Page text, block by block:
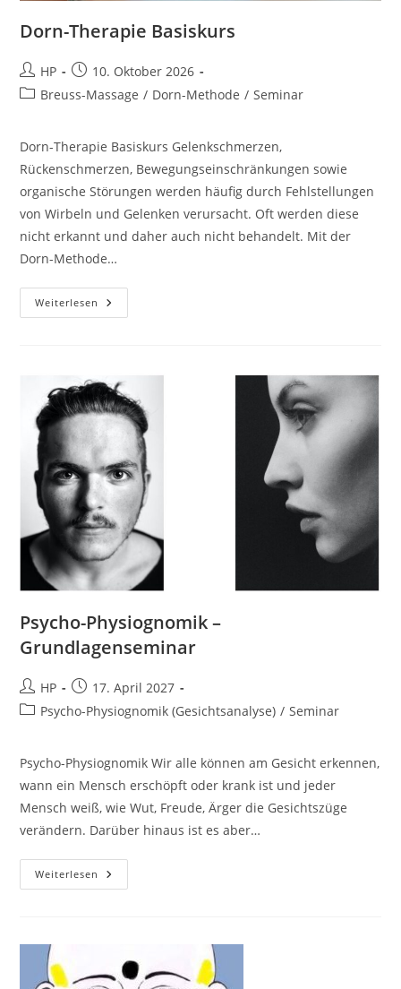
Dorn-Therapie Basiskurs
Beitrags-
Autor:
HP
Beitrag
veröffentlicht:
10. Oktober 2026
Beitrags-
Breuss-Massage / Dorn-Methode / Seminar
Dorn-Therapie Basiskurs Gelenkschmerzen,
Rückenschmerzen, Bewegungseinschränkungen sowie
organische Störungen werden häufig durch Fehlstellungen
von Wirbeln und Gelenken verursacht. Oft werden diese
nicht erkannt und daher auch nicht behandelt. Mit der
Dorn-Methode…
Weiterlesen Dorn-
Therapie
Psycho-Physiognomik –
Grundlagenseminar
Beitrags-
Autor:
HP
Beitrag
veröffentlicht:
17. April 2027
Beitrags-
Psycho-Physiognomik (Gesichtsanalyse) / Seminar
Psycho-Physiognomik Wir alle können am Gesicht erkennen,
wann ein Mensch erschöpft oder krank ist und jeder
Mensch weiß, wie Wut, Freude, Ärger die Gesichtszüge
verändern. Darüber hinaus ist es aber…
Weiterlesen Psycho-
Physiognomik